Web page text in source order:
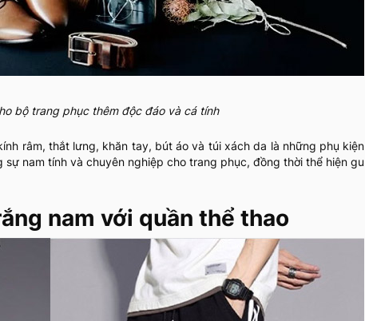
bộ trang phục thêm độc đáo và cá tính
râm, thắt lưng, khăn tay, bút áo và túi xách da là những phụ kiện
nam tính và chuyên nghiệp cho trang phục, đồng thời thể hiện gu
nam với quần thể thao